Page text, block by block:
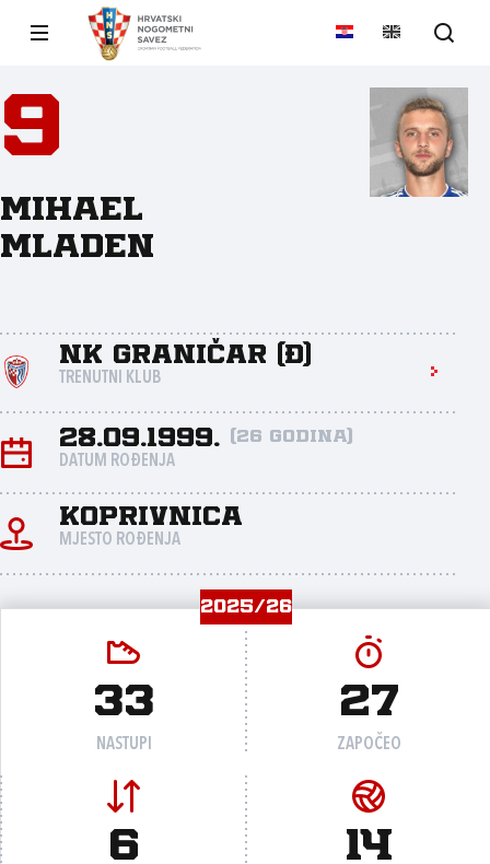
9
Mihael
Mladen
NK Graničar (Đ)
TRENUTNI KLUB
28.09.1999. (26 godina)
DATUM ROĐENJA
Koprivnica
MJESTO ROĐENJA
2025/26
33
NASTUPI
27
ZAPOČEO
6 14